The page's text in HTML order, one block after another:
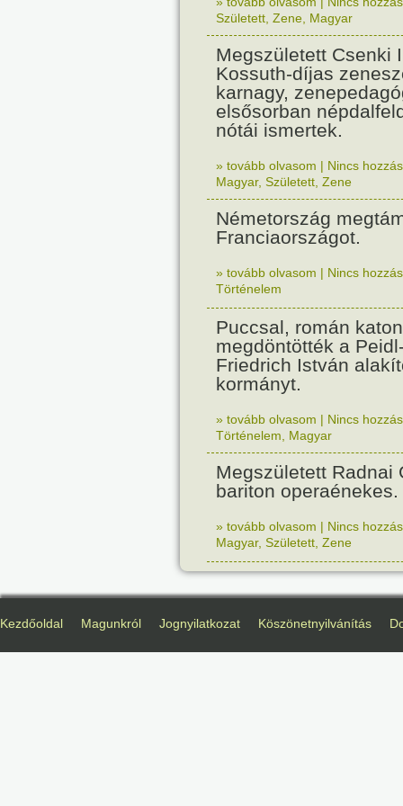
Született Zene Magyar
Megszületett Csenki
Kossuth-díjas
karnagy,
elsősorban
nótái ismertek.
» tovább olvasom | Nincs
Magyar, Született Zene
Németország
Franciaországot.
» tovább olvasom | Nincs
Történelem
Puccsal, román
megdöntötték a
Friedrich István
kormányt.
» tovább olvasom | Nincs
Történelem
Magyar
Megszületett Radnai
bariton operaénekes.
» tovább olvasom | Nincs
Magyar, Született Zene
Kezdőoldal Magunkról Jognyilatkozat Köszönetnyilvánítás